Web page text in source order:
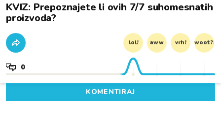
KVIZ: Prepoznajete li ovih 7/7 suhomesnatih
proizvoda?
lol! aww vrh! woot?!
0
KOMENTIRAJ